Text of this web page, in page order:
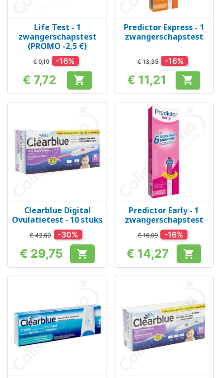
Life Test - 1
zwangerschapstest
(PROMO -2,5 €)
€ 9,19 -16%
Prijs
€ 7,72 
Predictor Express - 1
zwangerschapstest
€ 13,35 -16%
Prijs
€ 11,21 
Clearblue Digital
Ovulatietest - 10 stuks
€ 42,50 -30%
Prijs
€ 29,75 
Predictor Early - 1
zwangerschapstest
€ 16,99 -16%
Prijs
€ 14,27 